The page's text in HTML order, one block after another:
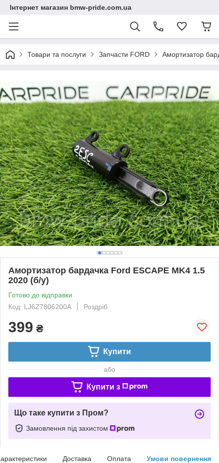
Інтернет магазин bmw-pride.com.ua
Товари та послуги Запчасти FORD Амортизатор
Амортизатор бардачка Ford ESCAPE MK4 1.5
2020 (б/у)
Готово до відправки
Код: LJ6Z7806200A
Роздріб
399 ₴
Купити
або
Купити з
Що таке купити з Пром?
Замовлення під захистом
Доставка Оплата Умови повернення